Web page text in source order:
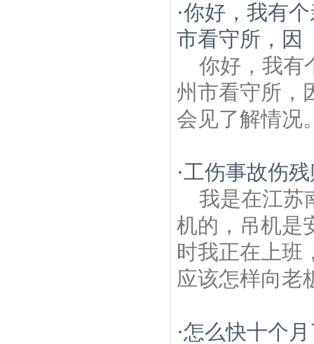
·你好，我有
市看守所，因
你好，我有
州市看守所，
会见了解情况
·工伤事故伤
我是在江苏
机的，吊机是
时我正在上班
应该怎样向老
·怎么快十个